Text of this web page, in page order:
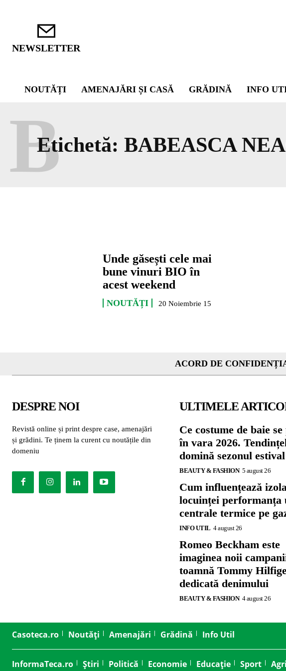
NEWSLETTER
NOUTĂȚI AMENAJĂRI ȘI CASĂ GRĂDINĂ INFO
Etichetă: BABEASCA
B
Unde găsești cele mai
bune vinuri BIO în
acest weekend
NOUTĂȚI 20 Noiembrie 15
ACORD DE
DESPRE NOI
Revistă online și print despre case, amenajări
și grădini. Te ținem la curent cu noutățile din
domeniu
ULTIMELE
Ce costume de baie
în vara 2026.
domină sezonul estival
BEAUTY & FASHION 5 august 26
Cum influențează
locuinței performanța
centrale termice pe
INFO UTIL 4 august 26
Romeo Beckham este
imaginea noii
toamnă Tommy
dedicată denimului
BEAUTY & FASHION 4 august 26
Casoteca.ro Noutăți Amenajări Grădină Info Util
InformaTeca.ro Știri Politică Economie Educație Sport